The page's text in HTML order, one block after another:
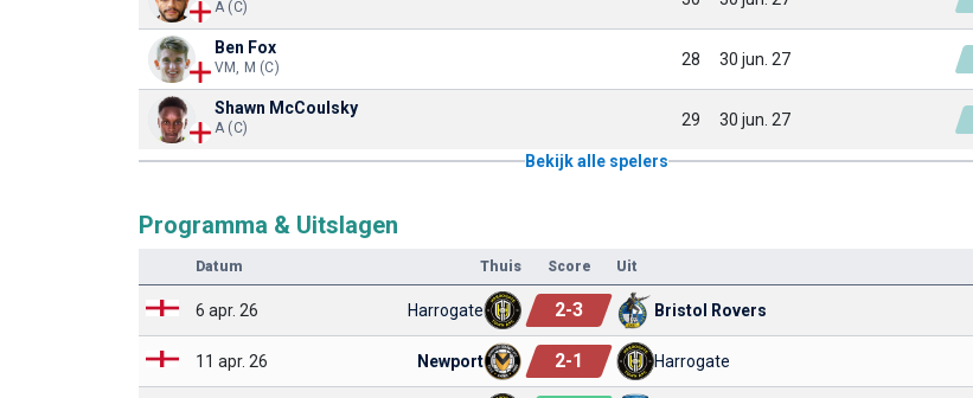
A (C)
Ben Fox
VM, M (C) 28 30 jun. 27
Shawn McCoulsky
A (C) 29 30 jun. 27
Bekijk alle spelers
Programma & Uitslagen
Datum Thuis Score Uit
6 apr. 26 Harrogate 2-3 Bristol Rovers
11 apr. 26 Newport 2-1 Harrogate